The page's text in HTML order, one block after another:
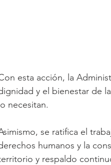
esta acción, la
y el bienestar de
necesitan.
se ratifica el
humanos y la
y respaldo